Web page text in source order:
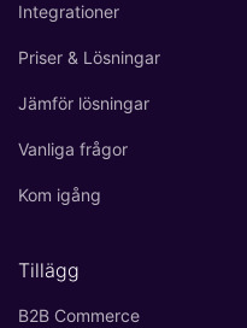
Integrationer
Priser & Lösningar
Jämför lösningar
Vanliga frågor
Kom igång
Tillägg
B2B Commerce